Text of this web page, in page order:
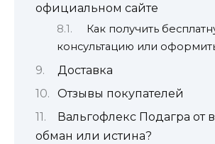
официальном сайте
Как получить
консультацию или
Доставка
Отзывы покупателей
Вальгофлекс Подагра от
обман или истина?